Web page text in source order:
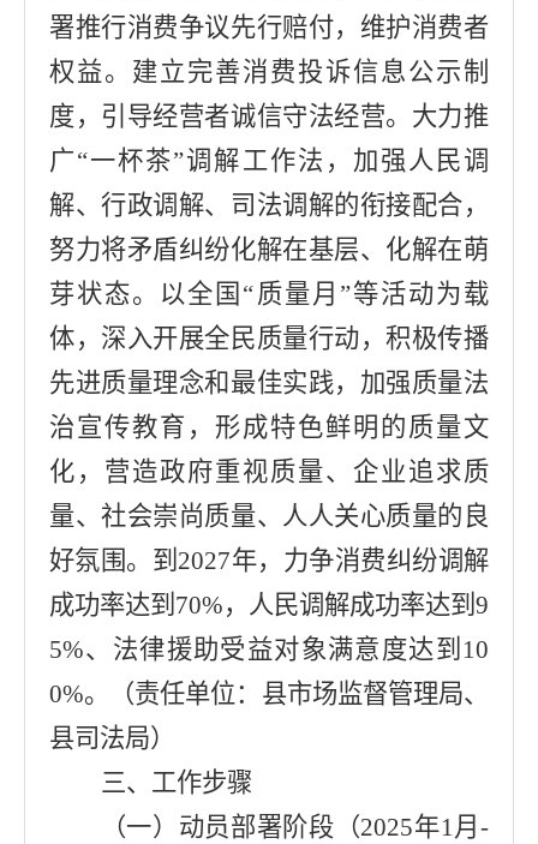
署推行消费争议先行赔付，维护消费者
权益。建立完善消费投诉信息公示制
度，引导经营者诚信守法经营。大力推
广“一杯茶”调解工作法，加强人民调
解、行政调解、司法调解的衔接配合，
努力将矛盾纠纷化解在基层、化解在萌
芽状态。以全国 “质量月 ”等活动为载
体，深入开展全民质量行动，积极传播
先进质量理念和最佳实践，加强质量法
治宣传教育，形成特色鲜明的质量文
化，营造政府重视质量、企业追求质
量、社会崇尚质量、人人关心质量的良
好氛围。 到 2027年，力争消费纠纷调解
成功率达到 70%，人民调解成功率达到 9
5%、法律援助受益对象满意度达到 10
0%。 （责任单位： 县市场监督管理局、
县司法局）
三、工作步骤
（一）动员部署阶段（2025年1月-